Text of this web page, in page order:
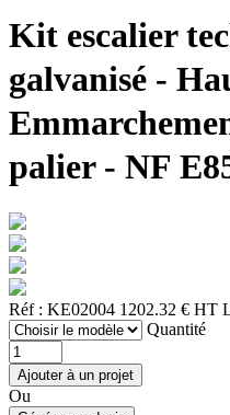
Kit escalier
galvanisé -
palier - NF
Réf : KE02004 1202.32 € HT
Quantité
Ou